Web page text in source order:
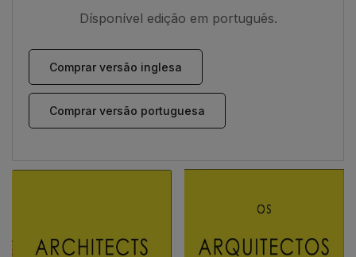
Dísponível edição em português.
Comprar versão inglesa
Comprar versão portuguesa